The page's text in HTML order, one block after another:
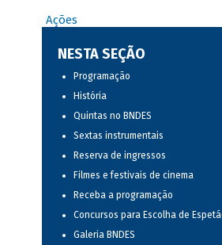
Ações
NESTA SEÇÃO
Programação
História
Quintas no BNDES
Sextas instrumentais
Reserva de ingressos
Filmes e festivais de cinema
Receba a programação
Concursos para Escolha de
Galeria BNDES